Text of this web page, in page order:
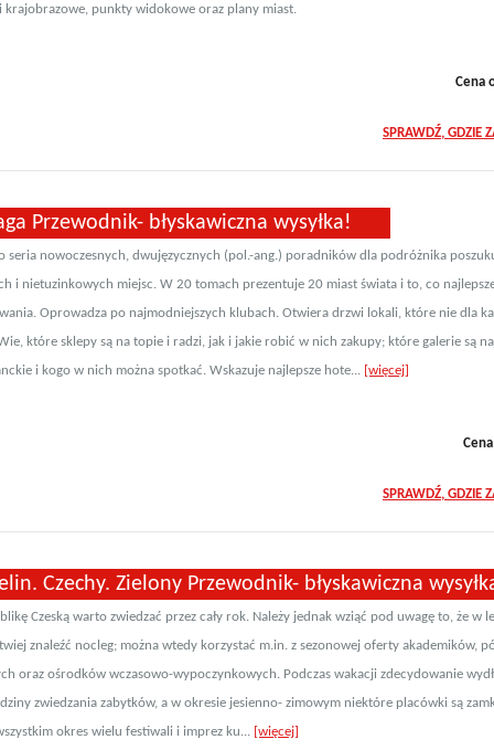
krajobrazowe, punkty widokowe oraz plany miast.
Cena
SPRAWDŹ, GDZIE
Przewodnik- błyskawiczna wysyłka!
seria nowoczesnych, dwujęzycznych (pol.-ang.) poradników dla podróżnika
i nietuzinkowych miejsc. W 20 tomach prezentuje 20 miast świata i to, co
Oprowadza po najmodniejszych klubach. Otwiera drzwi lokali, które nie dla
które sklepy są na topie i radzi, jak i jakie robić w nich zakupy; które galerie są
i kogo w nich można spotkać. Wskazuje najlepsze hote... [więcej]
SPRAWDŹ, GDZIE
Czechy. Zielony Przewodnik- błyskawiczna
Czeską warto zwiedzać przez cały rok. Należy jednak wziąć pod uwagę to, że w
znaleźć nocleg; można wtedy korzystać m.in. z sezonowej oferty akademików,
oraz ośrodków wczasowo-wypoczynkowych. Podczas wakacji zdecydowanie
zwiedzania zabytków, a w okresie jesienno- zimowym niektóre placówki są
okres wielu festiwali i imprez ku... [więcej]